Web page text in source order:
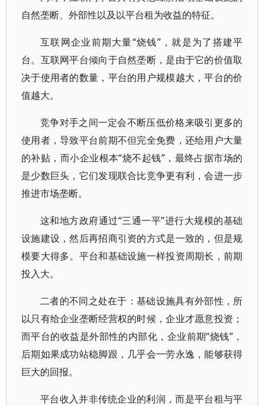
自然垄断、外部性以及以平台租为收益的特征。
互联网企业前期大量“烧钱”，就是为了搭建平
台。互联网平台倾向于自然垄断，是由于它的价值取
决于使用者的数量，平台的用户规模越大，平台的价
值越大。
竞争对手之间一定会不断压低价格来吸引更多的
使用者，导致平台前期不但完全免费，还给用户大量
的补贴，而小企业根本“烧不起钱”，最终占据市场的
是少数巨头，它们发现联合比竞争更有利，会进一步
推进市场垄断。
这和地方政府通过“三通一平”进行大规模的基础
设施建设，然后再招商引资的方式是一致的，但是规
模要大得多。平台和基础设施一样投资周期长，前期
投入大。
二者的不同之处在于：基础设施具有外部性，所
以只有给企业垄断经营权的时候，企业才愿意投资；
而平台的收益是外部性的内部化，企业前期“烧钱”，
后期如果成功站稳脚跟，几乎会一劳永逸，能够获得
巨大的回报。
平台收入并非传统企业的利润，而是平台租与平